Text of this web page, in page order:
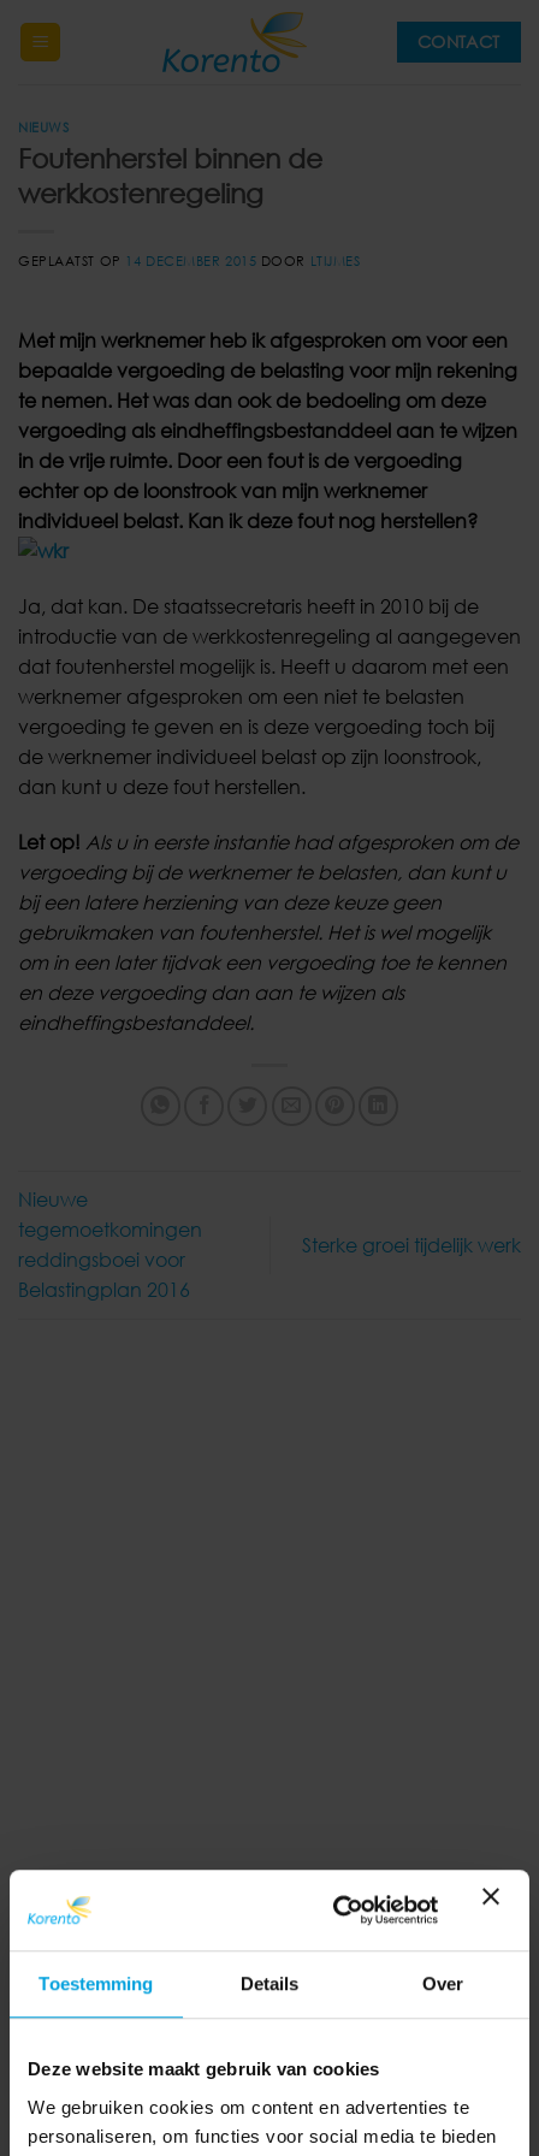
Toestemming Details Over
Deze website maakt gebruik van cookies
We gebruiken cookies om content en advertenties te
personaliseren, om functies voor social media te bieden
naar
CONTACT
NIEUWS
Foutenherstel binnen de
werkkostenregeling
GEPLAATST OP 14 DECEMBER 2015 DOOR LTIJMES
Met mijn werknemer heb ik afgesproken om voor een
bepaalde vergoeding de belasting voor mijn rekening
te nemen. Het was dan ook de bedoeling om deze
vergoeding als eindheffingsbestanddeel aan te wijzen
in de vrije ruimte. Door een fout is de vergoeding
echter op de loonstrook van mijn werknemer
individueel belast. Kan ik deze fout nog herstellen?
Ja, dat kan. De staatssecretaris heeft in 2010 bij de
introductie van de werkkostenregeling al aangegeven
dat foutenherstel mogelijk is. Heeft u daarom met een
werknemer afgesproken om een niet te belasten
vergoeding te geven en is deze vergoeding toch bij
de werknemer individueel belast op zijn loonstrook,
dan kunt u deze fout herstellen.
Let op! Als u in eerste instantie had afgesproken om de
vergoeding bij de werknemer te belasten, dan kunt u
bij een latere herziening van deze keuze geen
gebruikmaken van foutenherstel. Het is wel mogelijk
om in een later tijdvak een vergoeding toe te kennen
en deze vergoeding dan aan te wijzen als
eindheffingsbestanddeel.
Nieuwe
tegemoetkomingen
reddingsboei voor
Belastingplan 2016
Sterke groei tijdelijk werk